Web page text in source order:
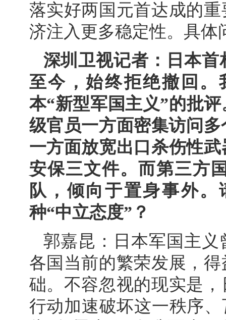
落实好两国元首达成的
济注入更多稳定性。具体
深圳卫视记者：日本
至今，始终拒绝撤回
本“新型军国主义”的批
级官员一方面密集访问
一方面放宽出口杀伤性
安保三文件。而第三方
队，倾向于置身事外
种“中立态度”？
郭嘉昆：日本军国主
各国当前的繁荣发展，
础。不容忽视的现实是
行动加速破坏这一秩序